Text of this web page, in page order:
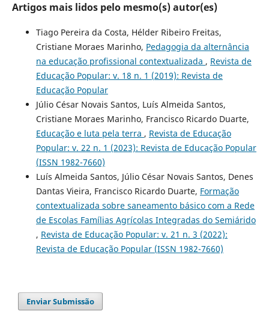
Artigos mais lidos pelo mesmo(s) autor(es)
Tiago Pereira da Costa, Hélder Ribeiro Freitas,
Cristiane Moraes Marinho, Pedagogia da alternância
na educação profissional contextualizada , Revista de
Educação Popular: v. 18 n. 1 (2019): Revista de
Educação Popular
Júlio César Novais Santos, Luís Almeida Santos,
Cristiane Moraes Marinho, Francisco Ricardo Duarte,
Educação e luta pela terra , Revista de Educação
Popular: v. 22 n. 1 (2023): Revista de Educação Popular
(ISSN 1982-7660)
Luís Almeida Santos, Júlio César Novais Santos, Denes
Dantas Vieira, Francisco Ricardo Duarte, Formação
contextualizada sobre saneamento básico com a Rede
de Escolas Famílias Agrícolas Integradas do Semiárido
, Revista de Educação Popular: v. 21 n. 3 (2022):
Revista de Educação Popular (ISSN 1982-7660)
Enviar Submissão